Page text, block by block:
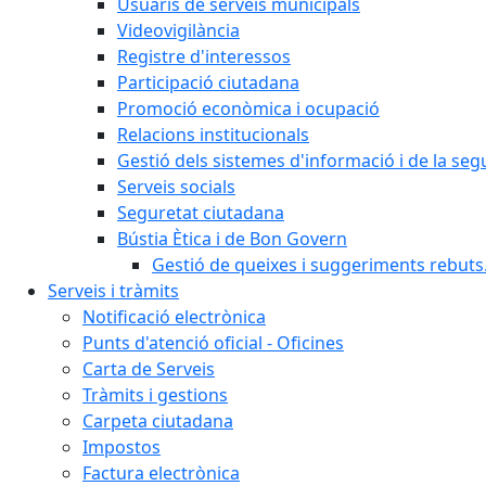
Videovigilància
Registre d'interessos
Participació ciutadana
Promoció econòmica i ocupació
Relacions institucionals
Gestió dels sistemes d'informació i de la
Serveis socials
Seguretat ciutadana
Bústia Ètica i de Bon Govern
Gestió de queixes i suggeriments rebuts.
Serveis i tràmits
Notificació electrònica
Punts d'atenció oficial - Oficines
Carta de Serveis
Tràmits i gestions
Carpeta ciutadana
Impostos
Factura electrònica